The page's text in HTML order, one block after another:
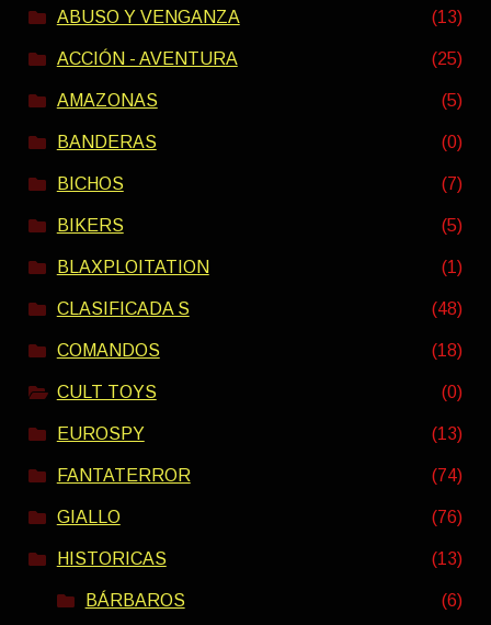
ABUSO Y VENGANZA (13)
ACCIÓN - AVENTURA (25)
AMAZONAS (5)
BANDERAS (0)
BICHOS (7)
BIKERS (5)
BLAXPLOITATION (1)
CLASIFICADA S (48)
COMANDOS (18)
CULT TOYS (0)
EUROSPY (13)
FANTATERROR (74)
GIALLO (76)
HISTORICAS (13)
BÁRBAROS (6)